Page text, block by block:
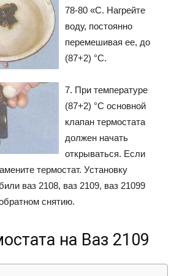
78-80 «С. Нагрейте
воду, постоянно
перемешивая ее, до
(87+2) °С.
7. При температуре
(87+2) °С основной
клапан термостата
должен начать
открываться. Если
термостат. Установку
ваз 2108, ваз 2109, ваз 21099
снятию.
на Ваз 2109